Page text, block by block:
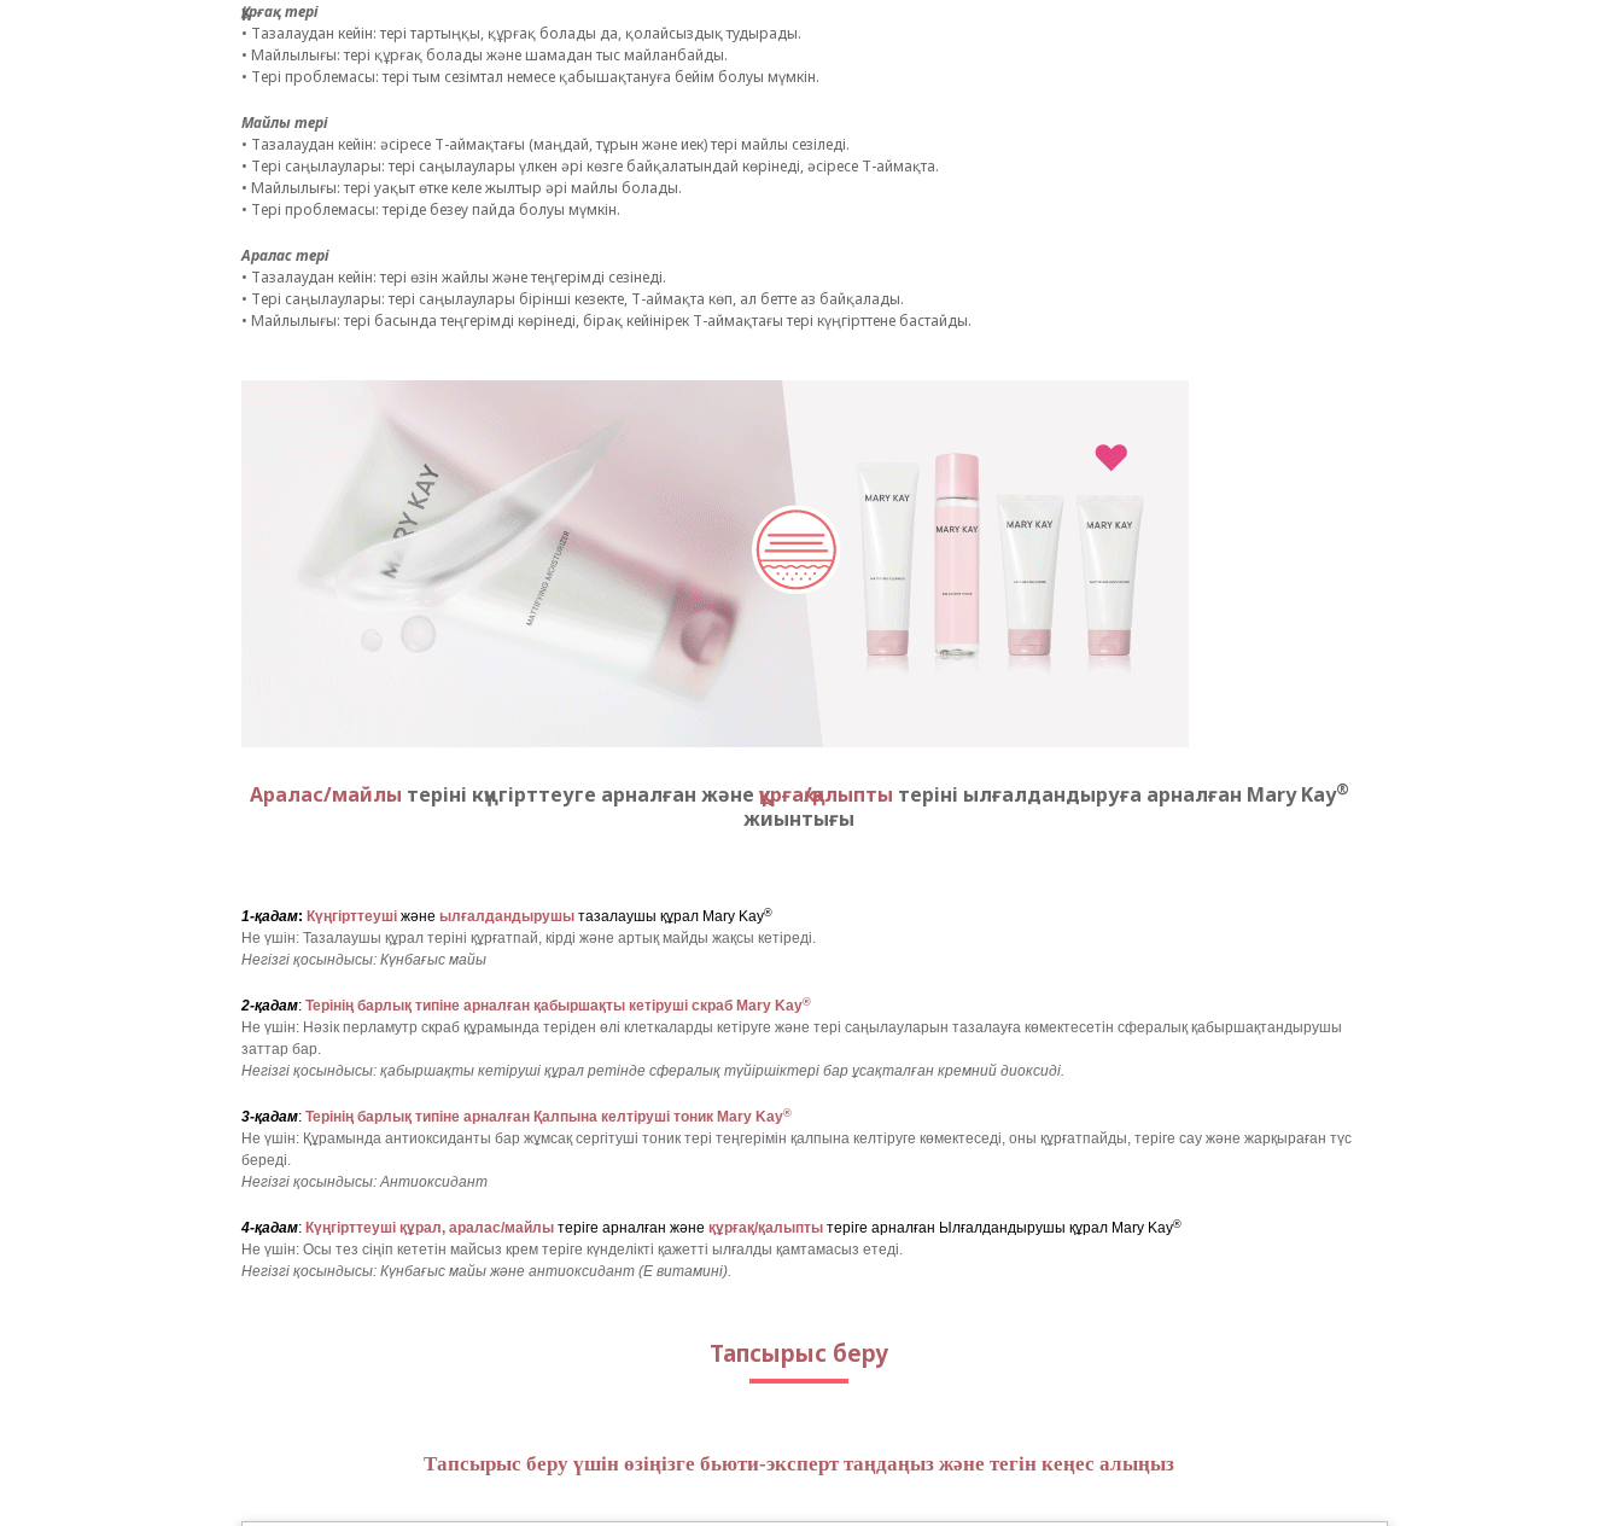
Құрғақ тері
• Тазалаудан кейін: тері тартыңқы, құрғақ болады да, қолайсыздық тудырады.
• Майлылығы:тері құрғақ болады және шамадан тыс майланбайды.
• Тері проблемасы: тері тым сезімтал немесе қабышақтануға бейім болуы мүмкін.
Майлы тері
• Тазалаудан кейін: әсіресе Т-аймақтағы (маңдай, тұрын және иек) тері майлы сезіледі.
• Тері саңылаулары:тері саңылаулары үлкен әрі көзге байқалатындай көрінеді, әсіресе Т-аймақта.
• Майлылығы: тері уақыт өтке келе жылтыр әрі майлы болады.
• Тері проблемасы: теріде безеу пайда болуы мүмкін.
Аралас тері
• Тазалаудан кейін: тері өзін жайлы және теңгерімді сезінеді.
• Тері саңылаулары:тері саңылаулары бірінші кезекте, Т-аймақта көп, ал бетте аз байқалады.
• Майлылығы: тері басында теңгерімді көрінеді, бірақ кейінірек Т-аймақтағы тері күңгірттене бастайды.
Аралас/майлы теріні күңгірттеуге арналған және құрғақ/қалыпты теріні ылғалдандыруға арналған Mary Kay®
жиынтығы
1-қадам: Күңгірттеуші және ылғалдандырушытазалаушы құрал Mary Kay®
Не үшін: Тазалаушы құрал теріні құрғатпай, кірді және артық майды жақсы кетіреді.
Негізгі қосындысы: Күнбағыс майы
2-қадам: Терінің барлық типіне арналған қабыршақты кетіруші скраб Mary Kay®
Не үшін: Нәзік перламутр скраб құрамында теріден өлі клеткаларды кетіруге және тері саңылауларын тазалауға көмектесетін сфералық қабыршақтандырушы
заттар бар.
Негізгі қосындысы: қабыршақты кетіруші құрал ретінде сфералық түйіршіктері бар ұсақталған кремний диоксиді.
3-қадам: Терінің барлық типіне арналған Қалпына келтіруші тоник Mary Kay®
Не үшін: Құрамында антиоксиданты бар жұмсақ сергітуші тоник тері теңгерімін қалпына келтіруге көмектеседі, оны құрғатпайды, теріге сау және жарқыраған түс
береді.
Негізгі қосындысы: Антиоксидант
4-қадам: Күңгірттеуші құрал, аралас/майлытеріге арналған және құрғақ/қалыптытеріге арналған Ылғалдандырушы құрал Mary Kay®
Не үшін: Осы тез сіңіп кететін майсыз крем теріге күнделікті қажетті ылғалды қамтамасыз етеді.
Негізгі қосындысы: Күнбағыс майы және антиоксидант (Е витамині).
Тапсырыс беру
Тапсырыс беру үшін өзіңізге бьюти-эксперт таңдаңыз және тегін кеңес алыңыз